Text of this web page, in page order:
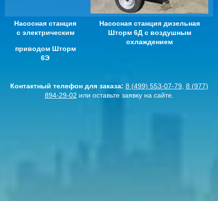
Насосная станция
с электрическим
приводом Шторм
6Э
Насосная станция дизельная
Шторм 6Д с воздушным
охлаждением
Контактный телефон для заказа: 8 (499) 553-07-79, 8 (977)
894-29-02 или оставьте заявку на сайте.